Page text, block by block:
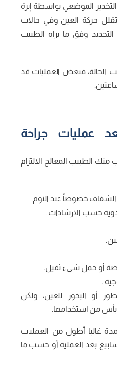
الموضعي بواسطة إبرة
حركة العين وفي حالات
التحديد وفق ما يراه الطبيب
الحالة، فبعض العمليات قد
عمليات جراحة
الطبيب المعالج الالتزام
الشفاف خصوصاً عند النوم.
حسب الارشادات .
أو حمل شيء ثقيل.
.
أو البخور للعين، ولكن
بأس من استخدامها.
لمدة غالبا أطول من العمليات
ما يقارب من ٤-٦ أسابيع بعد العملية أو حسب ما